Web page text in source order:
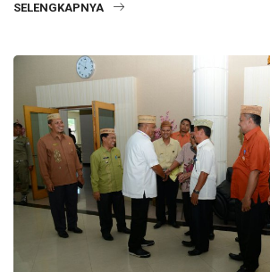
SELENGKAPNYA